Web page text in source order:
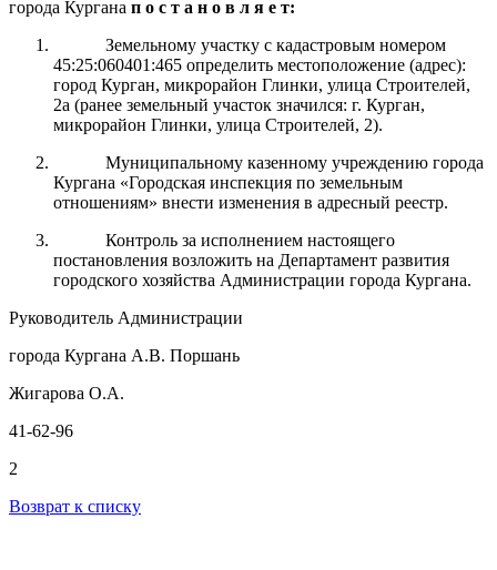
города Кургана п о с т а н о в л я е т:
Земельному участку с кадастровым номером
45:25:060401:465 определить местоположение (адрес):
город Курган, микрорайон Глинки, улица Строителей,
2а (ранее земельный участок значился: г. Курган,
микрорайон Глинки, улица Строителей, 2).
Муниципальному казенному учреждению города
Кургана «Городская инспекция по земельным
отношениям» внести изменения в адресный реестр.
Контроль за исполнением настоящего
постановления возложить на Департамент развития
городского хозяйства Администрации города Кургана.
Руководитель Администрации
города Кургана А.В. Поршань
Жигарова О.А.
41-62-96
2
Возврат к списку